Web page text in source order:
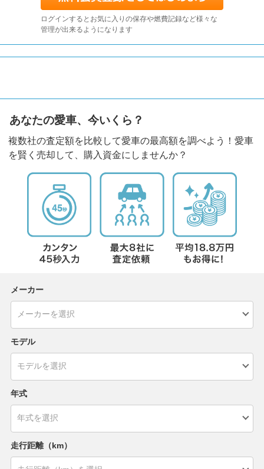
ログインするとお気に入りの保存や燃費記録など様々な
管理が出来るようになります
あなたの愛車、今いくら？
複数社の査定額を比較して愛車の最高額を調べよう！愛車
を賢く売却して、購入資金にしませんか？
メーカー
モデル
年式
走行距離（km）